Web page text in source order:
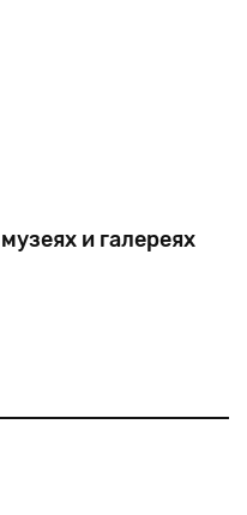
и галереях
русско-
Рабина. Необычную